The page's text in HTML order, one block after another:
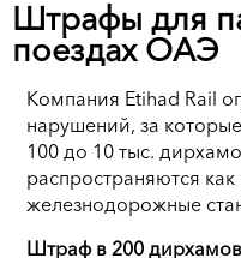
Штрафы для
поездах ОАЭ
Компания Etihad Rail
нарушений, за
100 до 10 тыс.
распространяются как
железнодорожные
Штраф в 200 дирхамов